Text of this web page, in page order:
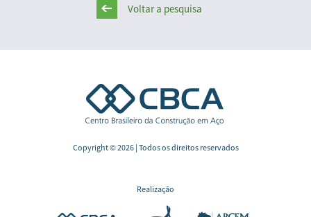
Voltar a pesquisa
Copyright © 2026 | Todos os direitos reservados
Realização